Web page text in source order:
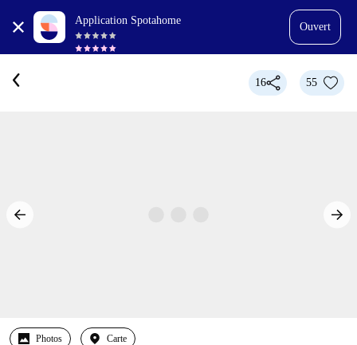
Application Spotahome
Ouvert
16 55
Photos Carte